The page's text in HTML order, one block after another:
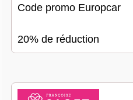
Code promo Europcar
20% de réduction